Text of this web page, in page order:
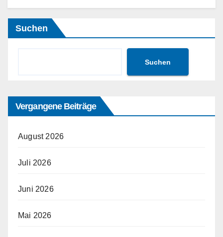
Suchen
Suchen
Vergangene Beiträge
August 2026
Juli 2026
Juni 2026
Mai 2026